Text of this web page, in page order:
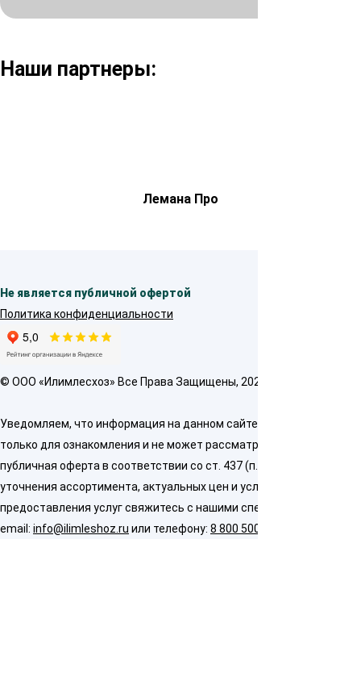
Наши партнеры:
Лемана Про
Не является публичной офертой
Политика конфиденциальности
© OOO «Илимлесхоз» Все Права Защищены, 2026
Уведомляем, что информация на данном сайте предназначена
только для ознакомления и не может рассматриваться как
публичная оферта в соответствии со ст. 437 (п. 2) ГК РФ. Для
уточнения ассортимента, актуальных цен и условий
предоставления услуг свяжитесь с нашими специалистами по
email: info@ilimleshoz.ru или телефону: 8 800 500 5437